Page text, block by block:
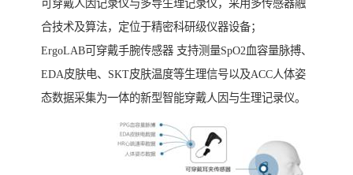
可穿戴人因记录仪与多导生理记录仪，采用多传感器融
合技术及算法，定位于精密科研级仪器设备；
ErgoLAB可穿戴手腕传感器 支持测量SpO2血容量脉搏、
EDA皮肤电、SKT皮肤温度等生理信号以及ACC人体姿
态数据采集为一体的新型智能穿戴人因与生理记录仪。